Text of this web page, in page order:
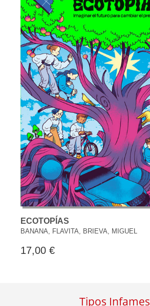
ECOTOPÍAS
BANANA, FLAVITA, BRIEVA, MIGUEL
17,00 €
Tipos Infames